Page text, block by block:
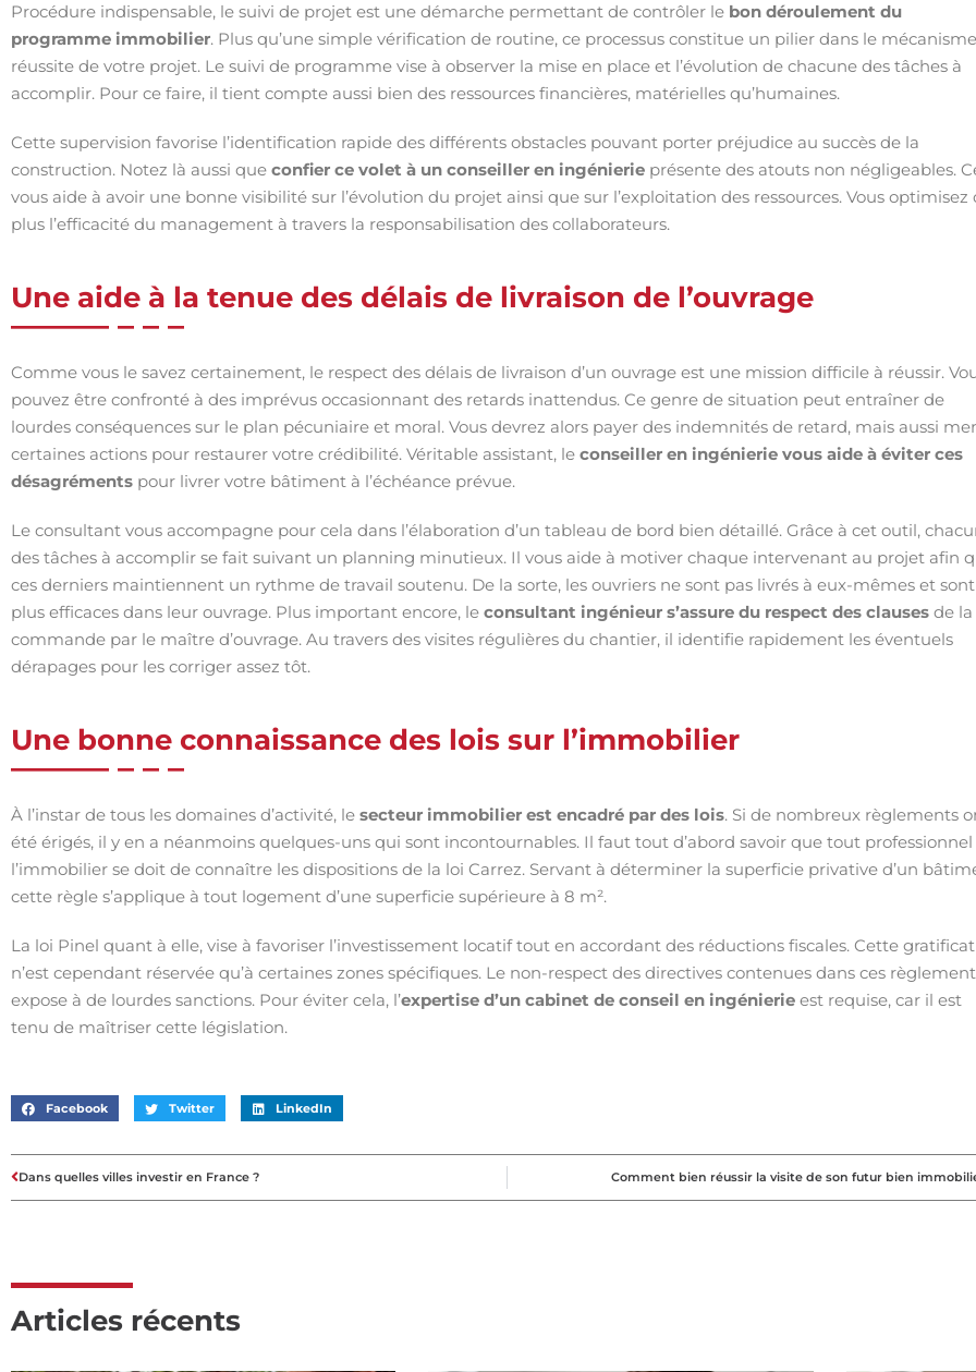
Procédure indispensable, le suivi de projet est une démarche permettant de contrôler le bon déroulement du
programme immobilier. Plus qu’une simple vérification de routine, ce processus constitue un pilier dans le
réussite de votre projet. Le suivi de programme vise à observer la mise en place et l’évolution de chacune des tâches à
accomplir. Pour ce faire, il tient compte aussi bien des ressources financières, matérielles qu’humaines.
Cette supervision favorise l’identification rapide des différents obstacles pouvant porter préjudice au succès de la
construction. Notez là aussi que confier ce volet à un conseiller en ingénierie présente des atouts non négligeables.
vous aide à avoir une bonne visibilité sur l’évolution du projet ainsi que sur l’exploitation des ressources. Vous optimisez
plus l’efficacité du management à travers la responsabilisation des collaborateurs.
Une aide à la tenue des délais de livraison de l’ouvrage
Comme vous le savez certainement, le respect des délais de livraison d’un ouvrage est une mission difficile à réussir.
pouvez être confronté à des imprévus occasionnant des retards inattendus. Ce genre de situation peut entraîner de
lourdes conséquences sur le plan pécuniaire et moral. Vous devrez alors payer des indemnités de retard, mais aussi
certaines actions pour restaurer votre crédibilité. Véritable assistant, le conseiller en ingénierie vous aide à éviter ces
désagréments pour livrer votre bâtiment à l’échéance prévue.
Le consultant vous accompagne pour cela dans l’élaboration d’un tableau de bord bien détaillé. Grâce à cet outil,
des tâches à accomplir se fait suivant un planning minutieux. Il vous aide à motiver chaque intervenant au projet afin
ces derniers maintiennent un rythme de travail soutenu. De la sorte, les ouvriers ne sont pas livrés à eux-mêmes et sont
plus efficaces dans leur ouvrage. Plus important encore, le consultant ingénieur s’assure du respect des clauses de la
commande par le maître d’ouvrage. Au travers des visites régulières du chantier, il identifie rapidement les éventuels
dérapages pour les corriger assez tôt.
Une bonne connaissance des lois sur l’immobilier
À l’instar de tous les domaines d’activité, le secteur immobilier est encadré par des lois. Si de nombreux règlements
été érigés, il y en a néanmoins quelques-uns qui sont incontournables. Il faut tout d’abord savoir que tout
l’immobilier se doit de connaître les dispositions de la loi Carrez. Servant à déterminer la superficie privative d’un
cette règle s’applique à tout logement d’une superficie supérieure à 8 m².
La loi Pinel quant à elle, vise à favoriser l’investissement locatif tout en accordant des réductions fiscales. Cette
n’est cependant réservée qu’à certaines zones spécifiques. Le non-respect des directives contenues dans ces
expose à de lourdes sanctions. Pour éviter cela, l’expertise d’un cabinet de conseil en ingénierie est requise, car il est
tenu de maîtriser cette législation.
Facebook Twitter LinkedIn
Dans quelles villes investir en France ? Comment bien réussir la visite de son futur bien
Articles récents